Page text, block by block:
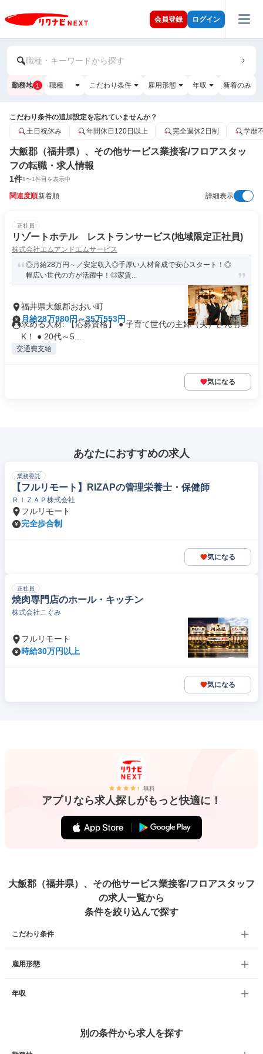
会員登録 ログイン
職種・キーワードから探す
勤務地 1 職種 こだわり条件 雇用形態 年収 新着のみ
こだわり条件の追加設定を忘れていませんか？
土日祝休み
年間休日120日以上 完全週休2日制 学歴
大飯郡（福井県）、その他サービス業接客/フロアスタッ
フの転職・求人情報
1件1〜1件目を表示中
関連度順新着順 詳細表示
正社員
リゾートホテル レストランサービス(地域限定正社員)
株式会社エムアンドエムサービス
◎月給28万円～／安定収入◎手厚い人材育成で安心スタート！◎
幅広い世代の方が活躍中！◎家賃...
福井県大飯郡おおい町
月給28万980円～35万553円
求める人材: 【応募資格】 ● 子育て世代の主婦（夫）さんもO
K！ ● 20代～5...
交通費支給
気になる
あなたにおすすめの求人
業務委託
【フルリモート】RIZAPの管理栄養士・保健師
ＲＩＺＡＰ株式会社
フルリモート
完全歩合制
気になる
正社員
焼肉専門店のホール・キッチン
株式会社こぐみ
フルリモート
時給30万円以上
気になる
無料
アプリなら求人探しがもっと快適に！
大飯郡（福井県）、その他サービス業接客/フロアスタッフ
の求人一覧から
条件を絞り込んで探す
こだわり条件
雇用形態
年収
別の条件から求人を探す